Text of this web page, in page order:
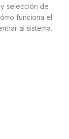
selección de
funciona el
al sistema.